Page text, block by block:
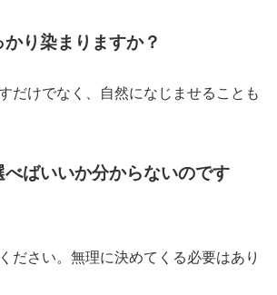
り染まりますか？
だけでなく、自然になじませることも
べばいいか分からないのです
ださい。無理に決めてくる必要はあり